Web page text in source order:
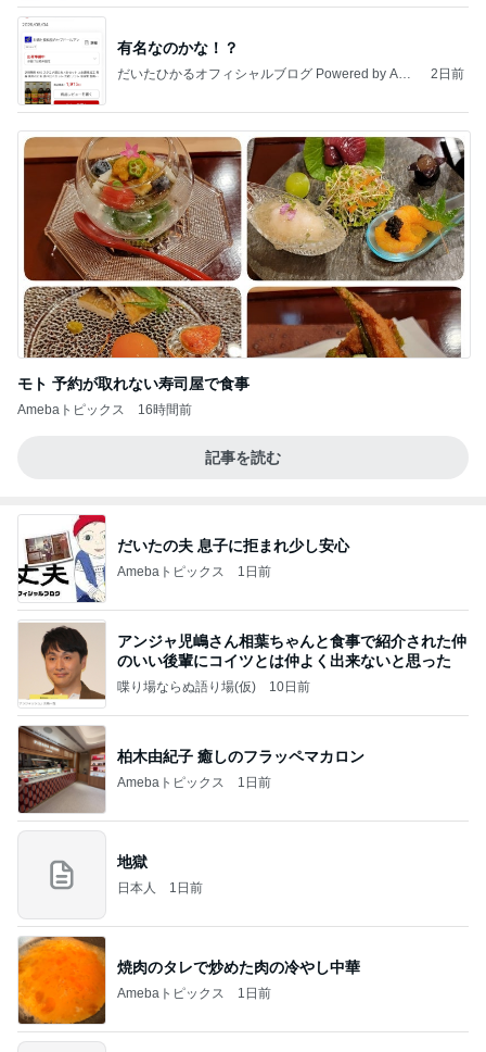
有名なのかな！？
だいたひかるオフィシャルブログ Powered by Ame
2日前
モト 予約が取れない寿司屋で食事
Amebaトピックス 16時間前
記事を読む
だいたの夫 息子に拒まれ少し安心
Amebaトピックス 1日前
アンジャ児嶋さん相葉ちゃんと食事で紹介された仲
のいい後輩にコイツとは仲よく出来ないと思った
喋り場ならぬ語り場(仮) 10日前
柏木由紀子 癒しのフラッペマカロン
Amebaトピックス 1日前
地獄
日本人 1日前
焼肉のタレで炒めた肉の冷やし中華
Amebaトピックス 1日前